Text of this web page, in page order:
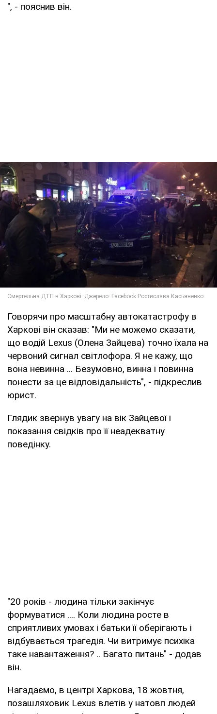
", - пояснив він.
Говорячи про масштабну автокатастрофу в
Харкові він сказав: "Ми не можемо сказати,
що водій Lexus (Олена Зайцева) точно їхала на
червоний сигнал світлофора. Я не кажу, що
вона невинна ... Безумовно, винна і повинна
понести за це відповідальність", - підкреслив
юрист.
Глядик звернув увагу на вік Зайцевої і
показання свідків про її неадекватну
поведінку.
"20 років - людина тільки закінчує
формуватися .... Коли людина росте в
сприятливих умовах і батьки її оберігають і
відбувається трагедія. Чи витримує психіка
таке навантаження? .. Багато питань" - додав
він.
Нагадаємо, в центрі Харкова, 18 жовтня,
позашляховик Lexus влетів у натовп людей